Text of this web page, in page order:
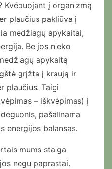
Kvėpuojant į organizmą
plaučius pakliūva į
medžiagų apykaitai,
Be jos nieko
apykaitą
grįžta į kraują ir
plaučius. Taigi
– iškvėpimas) į
pašalinama
energijos balansas.
mums staiga
negu paprastai.